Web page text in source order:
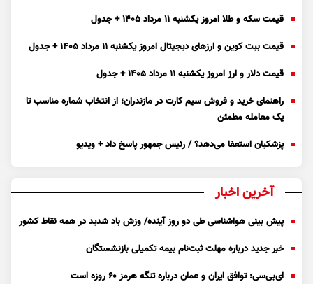
قیمت سکه و طلا امروز یکشنبه ۱۱ مرداد ۱۴۰۵ + جدول
قیمت بیت کوین و ارز‌های دیجیتال امروز یکشنبه ۱۱ مرداد ۱۴۰۵ + جدول
قیمت دلار و ارز امروز یکشنبه ۱۱ مرداد ۱۴۰۵ + جدول
راهنمای خرید و فروش سیم کارت در مازندران؛ از انتخاب شماره مناسب تا
یک معامله مطمئن
پزشکیان استعفا می‌دهد؟ / رئیس جمهور پاسخ داد + ویدیو
آخرین اخبار
پیش بینی هواشناسی طی دو روز آینده/ وزش باد شدید در همه نقاط کشور
خبر جدید درباره مهلت ثبت‌نام بیمه تکمیلی بازنشستگان
ای‌بی‌سی: توافق ایران و عمان درباره تنگه هرمز ۶۰ روزه است